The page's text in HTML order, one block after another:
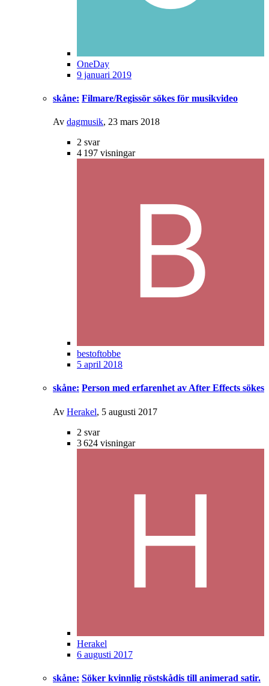
OneDay
9 januari 2019
skåne: Filmare/Regissör sökes för musikvideo
Av dagmusik, 23 mars 2018
2 svar
4 197 visningar
bestoftobbe
5 april 2018
skåne: Person med erfarenhet av After Effects sökes
Av Herakel, 5 augusti 2017
2 svar
3 624 visningar
Herakel
6 augusti 2017
skåne: Söker kvinnlig röstskådis till animerad satir.